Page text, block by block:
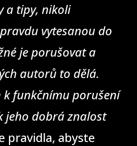
a tipy, nikoli
vytesanou do
je porušovat a
autorů to dělá.
k funkčnímu porušení
jeho dobrá znalost
pravidla, abyste